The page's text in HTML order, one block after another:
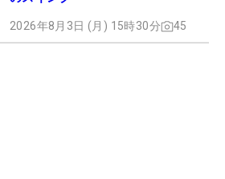
2026年8月3日 (月) 15時30分 45